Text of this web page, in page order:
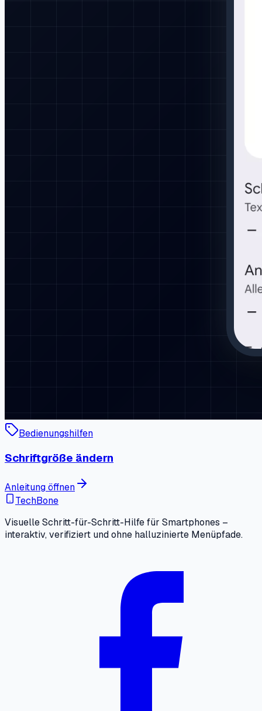
Bedienungshilfen
Schriftgröße ändern
Anleitung öffnen
TechBone
Visuelle Schritt-für-Schritt-Hilfe für Smartphones –
interaktiv, verifiziert und ohne halluzinierte Menüpfade.